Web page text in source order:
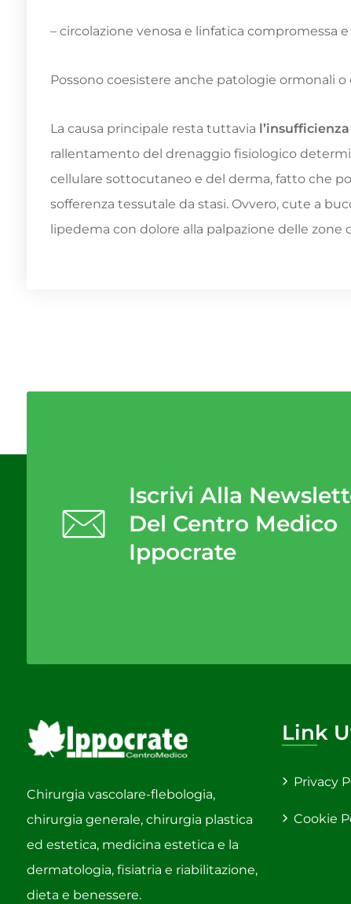
– circolazione venosa e linfatica compromessa
Possono coesistere anche patologie ormonali
La causa principale resta tuttavia
rallentamento del drenaggio fisiologico
cellulare sottocutaneo e del derma, fatto che
sofferenza tessutale da stasi. Ovvero, cute a
lipedema con dolore alla palpazione delle zone
Iscrivi Alla
Del Centro Medico
Ippocrate
Chirurgia vascolare-flebologia,
chirurgia generale, chirurgia plastica
ed estetica, medicina estetica e la
dermatologia, fisiatria e riabilitazione,
dieta e benessere.
Link
Privacy
Cookie